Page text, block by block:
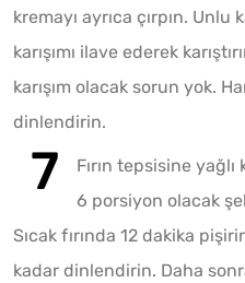
kremayı ayrıca çırpın. Unlu
karışımı ilave ederek
karışım olacak sorun yok.
dinlendirin.
Fırın tepsisine
6 porsiyon olacak
Sıcak fırında 12 dakika
kadar dinlendirin. Daha